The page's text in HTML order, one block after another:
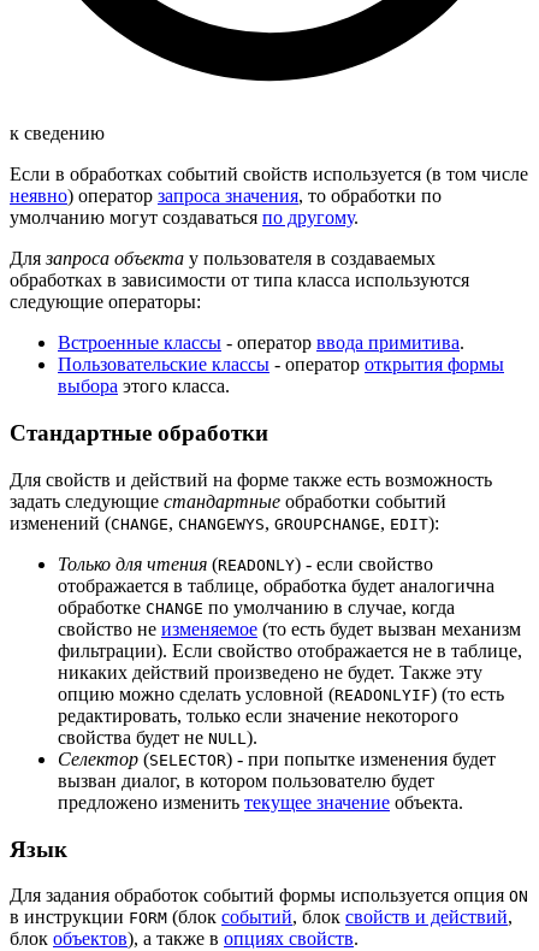
к сведению
Если в обработках событий свойств используется (в том числе
неявно) оператор запроса значения, то обработки по
умолчанию могут создаваться по другому.
Длязапроса объекта у пользователя в создаваемых
обработках в зависимости от типа класса используются
следующие операторы:
Встроенные классы - оператор ввода примитива.
Пользовательские классы - оператор открытия формы
выбора этого класса.
Стандартные обработки
Для свойств и действий на форме также есть возможность
задать следующие стандартные обработки событий
изменений (CHANGE, CHANGEWYS, GROUPCHANGE, EDIT):
Только для чтения (READONLY) - если свойство
отображается в таблице, обработка будет аналогична
обработке CHANGE по умолчанию в случае, когда
свойство не изменяемое (то есть будет вызван механизм
фильтрации). Если свойство отображается не в таблице,
никаких действий произведено не будет. Также эту
опцию можно сделать условной (READONLYIF) (то есть
редактировать, только если значение некоторого
свойства будет не NULL ).
Селектор (SELECTOR) - при попытке изменения будет
вызван диалог, в котором пользователю будет
предложено изменить текущее значение объекта.
Язык
Для задания обработок событий формы используется опция ON
в инструкции FORM (блок событий, блок свойств и действий,
блок объектов), а также в опциях свойств.